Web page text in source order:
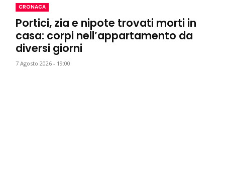
CRONACA
Portici, zia e nipote trovati morti in
casa: corpi nell’appartamento da
diversi giorni
7 Agosto 2026 - 19:00